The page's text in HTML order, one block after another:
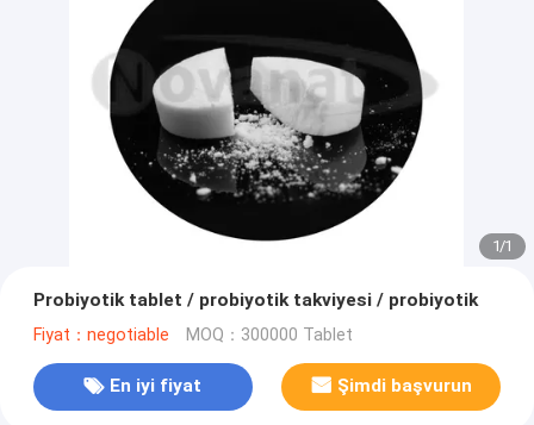
1/1
Probiyotik tablet / probiyotik takviyesi / probiyotik
Fiyat：negotiable MOQ：300000 Tablet
En iyi fiyat Şimdi başvurun